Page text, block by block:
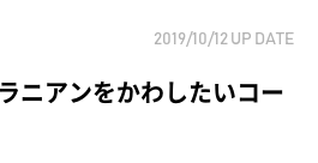
2019/10/12 UP DATE
ニアンをかわしたいコー